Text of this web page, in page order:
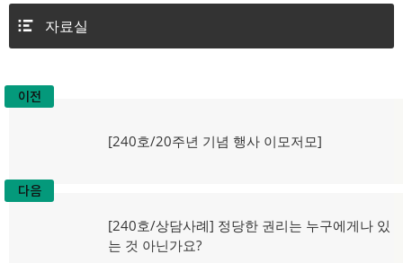
자료실
글
색
이전
이
[240호/20주년 기념 행사 이모저모]
다음
다
음
[240호/상담사례] 정당한 권리는 누구에게나 있
는 것 아닌가요?